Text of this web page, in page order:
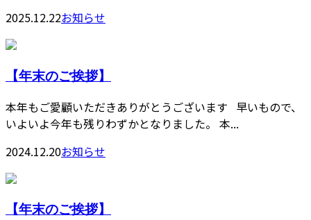
2025.12.22お知らせ
【年末のご挨拶】
本年もご愛顧いただきありがとうございます 早いもので、
いよいよ今年も残りわずかとなりました。 本...
2024.12.20お知らせ
【年末のご挨拶】